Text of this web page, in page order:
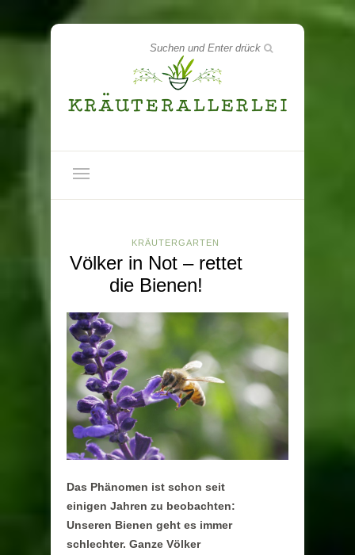
KRÄUTERGARTEN
Völker in Not – rettet
die Bienen!
Das Phänomen ist schon seit
einigen Jahren zu beobachten:
Unseren Bienen geht es immer
schlechter. Ganze Völker